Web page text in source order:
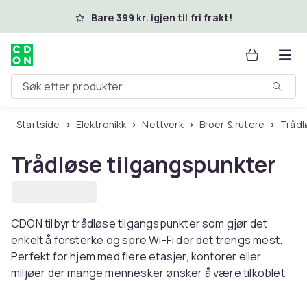
Hopp til hovedinnholdBare 399 kr. igjen til fri frakt!
Søk etter produkter
Startside Elektronikk Nettverk Broer & rutere
Trådløse tilgangspunkter
CDON tilbyr trådløse tilgangspunkter som gjør det
enkelt å forsterke og spre Wi-Fi der det trengs mest.
Perfekt for hjem med flere etasjer, kontorer eller
miljøer der mange mennesker ønsker å være tilkoblet